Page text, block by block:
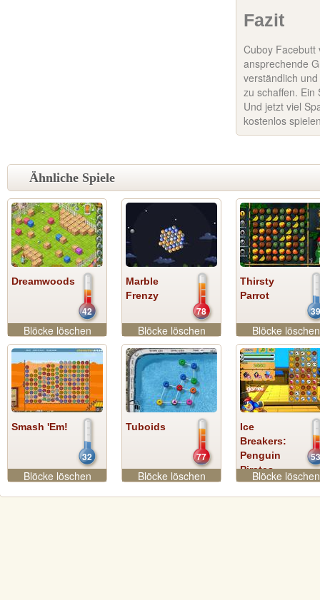
Fazit
Cuboy Facebutt
ansprechende
verständlich
zu schaffen. Ein
Und jetzt viel
kostenlos
Ähnliche Spiele
Dreamwoods
42
Blöcke löschen
Marble
Frenzy
78
Blöcke löschen
Thirsty
Parrot
39
Blöcke löschen
Smash 'Em!
32
Blöcke löschen
Tuboids
77
Blöcke löschen
Ice
Breakers:
Penguin
Pirates
53
Blöcke löschen